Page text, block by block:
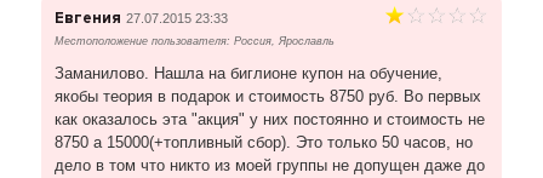
Евгения 27.07.2015 23:33
Местоположение пользователя: Россия, Ярославль
Заманилово. Нашла на биглионе купон на обучение,
якобы теория в подарок и стоимость 8750 руб. Во первых
как оказалось эта "акция" у них постоянно и стоимость не
8750 а 15000(+топливный сбор). Это только 50 часов, но
дело в том что никто из моей группы не допущен даже до